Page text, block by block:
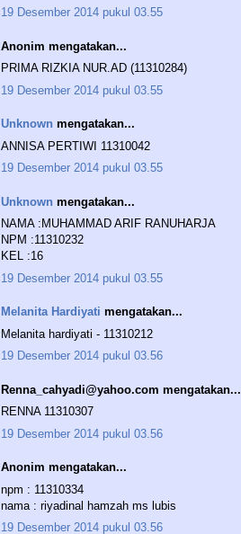
19 Desember 2014 pukul 03.55
Anonim mengatakan...
PRIMA RIZKIA NUR.AD (11310284)
19 Desember 2014 pukul 03.55
Unknown mengatakan...
ANNISA PERTIWI 11310042
19 Desember 2014 pukul 03.55
Unknown mengatakan...
NAMA :MUHAMMAD ARIF RANUHARJA
NPM :11310232
KEL :16
19 Desember 2014 pukul 03.55
Melanita Hardiyati mengatakan...
Melanita hardiyati - 11310212
19 Desember 2014 pukul 03.56
Renna_cahyadi@yahoo.com mengatakan...
RENNA 11310307
19 Desember 2014 pukul 03.56
Anonim mengatakan...
npm : 11310334
nama : riyadinal hamzah ms lubis
19 Desember 2014 pukul 03.56